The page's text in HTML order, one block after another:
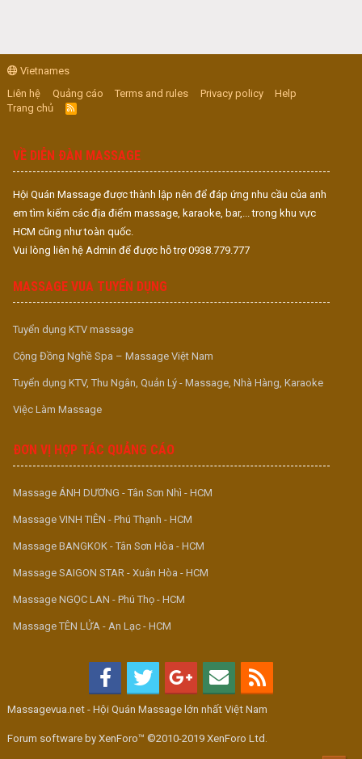
Vietnames
Liên hệ
Quảng cáo Terms and rules Privacy policy
Help
Trang chủ
R
S
VỀ DIỄN ĐÀN MASSAGE
Hội Quán Massage được thành lập nên để đáp ứng nhu cầu của anh
em tìm kiếm các địa điểm massage, karaoke, bar,... trong khu vực
HCM cũng như toàn quốc.
Vui lòng liên hệ Admin để được hỗ trợ 0938.779.777
MASSAGE VUA TUYỂN DỤNG
Tuyển dụng KTV massage
Cộng Đồng Nghề Spa – Massage Việt Nam
Tuyển dụng KTV, Thu Ngân, Quản Lý - Massage, Nhà Hàng, Karaoke
Việc Làm Massage
ĐƠN VỊ HỢP TÁC QUẢNG CÁO
Massage ÁNH DƯƠNG - Tân Sơn Nhì - HCM
Massage VINH TIÊN - Phú Thạnh - HCM
Massage BANGKOK - Tân Sơn Hòa - HCM
Massage SAIGON STAR - Xuân Hòa - HCM
Massage NGỌC LAN - Phú Thọ - HCM
Massage TÊN LỬA - An Lạc - HCM
Massagevua.net - Hội Quán Massage lớn nhất Việt Nam
Forum software by XenForo™ ©2010-2019 XenForo Ltd.